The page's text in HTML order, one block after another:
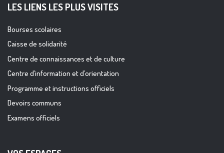
LES LIENS LES PLUS VISITES
Bourses scolaires
Caisse de solidarité
Centre de connaissances et de culture
Centre d’information et d’orientation
Programme et instructions officiels
Devoirs communs
Examens officiels